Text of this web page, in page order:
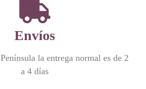
Envíos
la entrega normal es de 2
a 4 días